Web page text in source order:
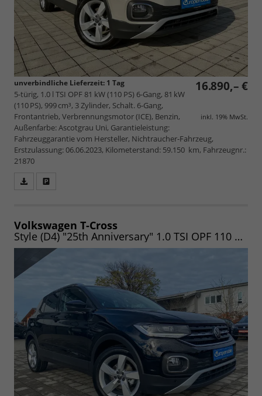
16.890,– €
inkl. 19% MwSt.
unverbindliche Lieferzeit: 1 Tag
5-türig, 1.0 l TSI OPF 81 kW (110 PS) 6-Gang, 81 kW
(110 PS), 999 cm³, 3 Zylinder, Schalt. 6-Gang,
Frontantrieb, Verbrennungsmotor (ICE), Benzin,
Außenfarbe: Ascotgrau Uni, Garantieleistung:
Fahrzeuggarantie vom Hersteller, Nichtraucher-Fahrzeug,
Erstzulassung: 06.06.2023, Kilometerstand: 59.150 km, Fahrzeugnr.:
21870
speichern/drucken
Volkswagen T-Cross
Style (D4) "25th Anniversary" 1.0 TSI OPF 110 WINTER|ACC|LED|NAV|CLIMA|UVM. (Vorlauf 06.08.2026)